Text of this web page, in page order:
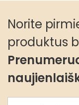
Norite
produktus